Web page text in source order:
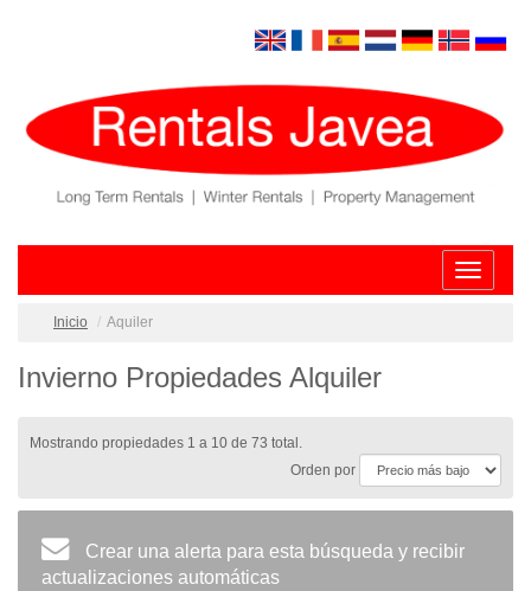
Toggle
Inicio
Aquiler
Invierno Propiedades Alquiler
Mostrando propiedades 1 a 10 de 73 total.
Orden por
Crear una alerta para esta búsqueda y recibir
actualizaciones automáticas